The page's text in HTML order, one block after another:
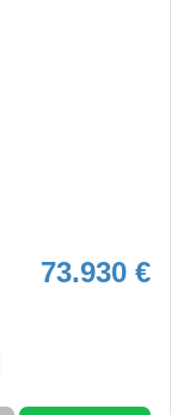
73.930 €